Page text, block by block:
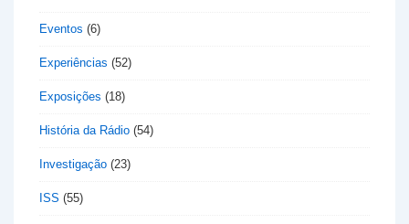
Eventos (6)
Experiências (52)
Exposições (18)
História da Rádio (54)
Investigação (23)
ISS (55)